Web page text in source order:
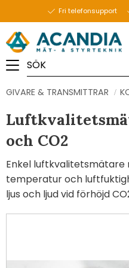
Fri telefonsupport
GIVARE & TRANSMITTRAR
och CO2
Enkel luftkvalitetsmätare
temperatur och
ljus och ljud vid förhöjd